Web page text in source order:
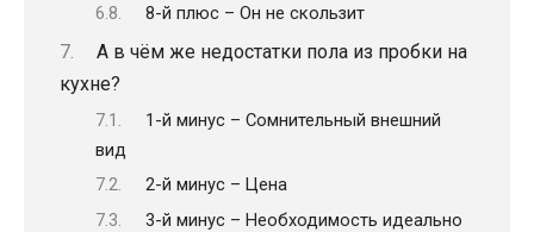
8-й плюс – Он не скользит
А в чём же недостатки пола из пробки на
кухне?
1-й минус – Сомнительный внешний
вид
2-й минус – Цена
3-й минус – Необходимость идеально